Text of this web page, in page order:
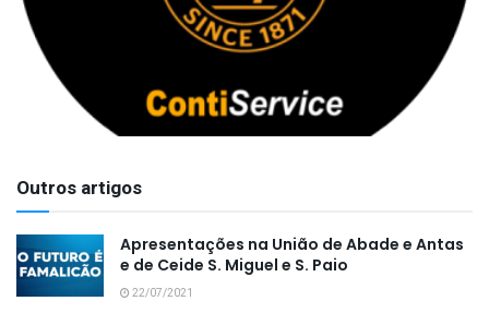
Outros artigos
Apresentações na União de Abade e Antas
e de Ceide S. Miguel e S. Paio
22/07/2021